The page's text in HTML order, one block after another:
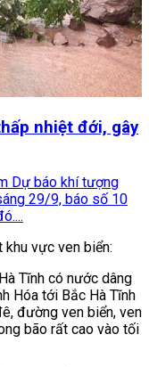
nhiệt đới, gây
Dự báo khí tượng
29/9, báo số 10
vực ven biển:
Tĩnh có nước dâng
Hóa tới Bắc Hà Tĩnh
đường ven biển, ven
bão rất cao vào tối